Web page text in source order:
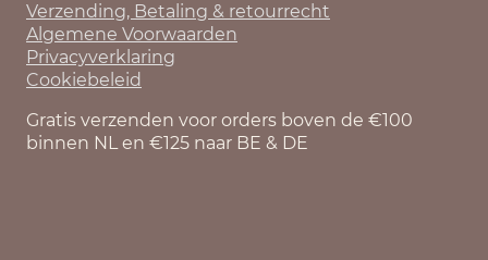
Verzending, Betaling & retourrecht
Algemene Voorwaarden
Privacyverklaring
Cookiebeleid
Gratis verzenden voor orders boven de €100
binnen NL en €125 naar BE & DE